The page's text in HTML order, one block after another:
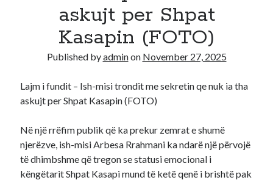
Recent Comments
A WordPress CommenteronHello world!
askujt per Shpat
Kasapin (FOTO)
Published byadminon November 27, 2025
Lajm i fundit – Ish-misi trondit me sekretin qe nuk ia tha
askujt per Shpat Kasapin (FOTO)
Në një rrëfim publik që ka prekur zemrat e shumë
njerëzve, ish-misi Arbesa Rrahmani ka ndarë një përvojë
të dhimbshme që tregon se statusi emocional i
këngëtarit Shpat Kasapi mund të ketë qenë i brishtë pak